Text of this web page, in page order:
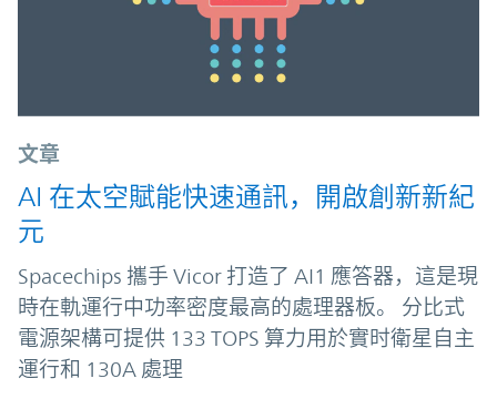
文章
AI 在太空賦能快速通訊，開啟創新新紀
元
Spacechips 攜手 Vicor 打造了 AI1 應答器，這是現
時在軌運行中功率密度最高的處理器板。 分比式
電源架構可提供 133 TOPS 算力用於實时衛星自主
運行和 130A 處理